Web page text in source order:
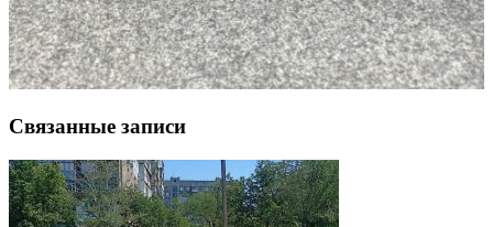
Связанные записи